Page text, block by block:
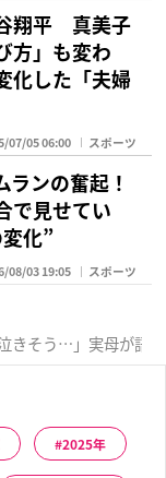
翔平 真美子
方」も変わ
化した「夫婦
07/05 06:00 スポーツ
ンの奮起！
で見せてい
化”
08/03 19:05 スポーツ
きそう…」実母が語
2025年